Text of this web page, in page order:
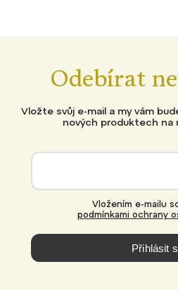
Odebírat
Vložte svůj e-mail a my vám
nových produktech na
podmínkami ochrany
Přihlásit